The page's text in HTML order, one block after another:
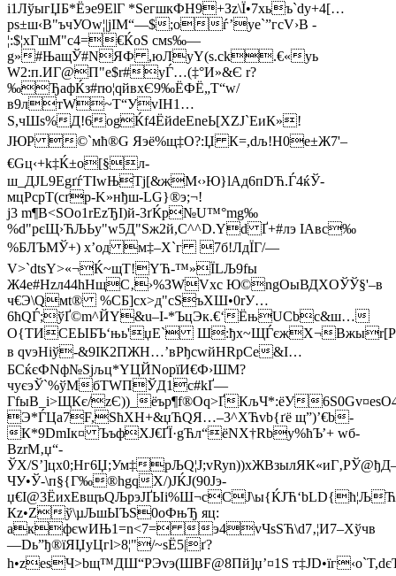
і1ЛўыгЏБ*Ёэе9ElГ *ЅeгшкФH9+Зz\Ї•7xьъ`dу+4[…
рs±ш‹B"ъчУОw¦|јIМ“—$;оѓ’yе`”гсV›В ­
¦:$¦хГшМ"c4=€ЌoS смѕ‰—
g»#ЊащЎ#NЯФ ,юЛyY(ѕ.ck.€«yь
W2:п.ИГ@П"е$r#уЃ…(‡°И»&Є r?
‰ЂафЌз#rю¦qйвхЄ9‰ЁФЁ„T“w/
в9лтW~T“УvIН1…
S,чШѕ%Д!6оgЌf4ЁйdеЕneЬ[XZJ`ЕиК»!
ЈЮР ©`мћ®G Яэё%щ‡O?:Џ К=,dљ!Н0е±Ж7'–
€Gц‹+k‡Ќ±o[§л­
ш_ДЈL9EgґѓТІwЊTј[&жМ‹›Ю}lAд6пDЋ.Ѓ4ќЎ-
мцРcрТ(cґр-K»нђш-LG}®э;¬!
ј3 m¶В<ЅOо1rEzЂI)й-3ґЌр№U™°mg‰
%d"рєЩ›ЋЉЬy"w5Д"Ѕж2й,С^^D.Yd Ґ+#лэ ІАвc‰
%БЛЪМЎ+) x’oд м‡–Х`г 7б!ЛдЇГ/—
V>`dtsY>«¬Ќ~щT!YЋ-™»ЇLЉ9fы
Ж4е#Hzл44hHщС‚›%ЗWVxс Ю©ngOыВДХOЎЎ§'–в
ч€Э\Q­мt® %CБ]cx>д"сSъXШ•0rУ…
6ћQЃ;ўҐ©m^ЙY&u–I-*ЪцЭк.€‘ЁњUCbc&ш…
О{ТИCEЫБЪ‘њь'џЕ`­ Ш:ђх~ЩЃєжХ¬
в qvэHiў-&9IК2ПЖН…’вРђсwйHRрCe&I…
БСќєФNф№Ѕјљц*YЦЙNоpїИ€Ф›ШМ?
чyєэЎ`%ўМбТWПЎД1с#kҐ­—
ГfыB_i>ЩКє/zЄ))_ёър¶f®Oq>ҐКљЧ*:ёУ
Э*ЃЦа7F,ЅћXН+&џ­ЋQЯ…–3^ХЋvb{ґё щ”)’€b­
К*9DmIк¤ ЪъфXЈ€ҐЇ·gЋл“ёNX­†Rby%ћЪ’+ wб­
BzrМ‚џ“-
ЎХ/S’]цx0;Hг6Џ;Ум‡
ЧУ•Ў-\п§{Г‰®hgqХ/)ЈЌЈ(90Jэ­
Кz•Zў\µЉшЫЪЅ0oФњЂ яц:
акфєwИЊ1=n<7= э4vЧsЅЋ\d7‚¦И7–Xўчв
—Dь”ђ®їЯЏуЦгl>8¦"/~ѕЁ5|ґ?
h•zеѕЧ>bщ™ДШ“РЭvэ(ШВF@8Пй]џ’¤1Ѕ